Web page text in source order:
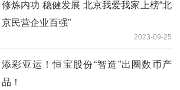
修炼内功 稳健发展 北京我爱我家上榜“北
京民营企业百强”
2023-09-25
添彩亚运！恒宝股份“智造”出圈数币产
品！